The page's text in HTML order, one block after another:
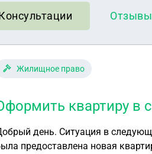
Отзывы
Жилищное право
квартиру в
день. Ситуация в
предоставлена новая